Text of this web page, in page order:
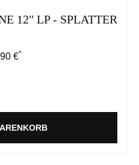
12" LP - SPLATTER
Preis:
€*